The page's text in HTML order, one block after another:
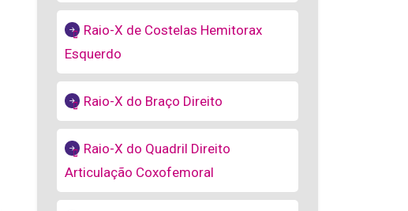
Raio-X de Costelas Hemitorax
Esquerdo
Raio-X do Braço Direito
Raio-X do Quadril Direito
Articulação Coxofemoral